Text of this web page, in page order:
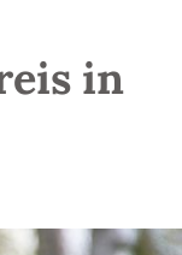
in